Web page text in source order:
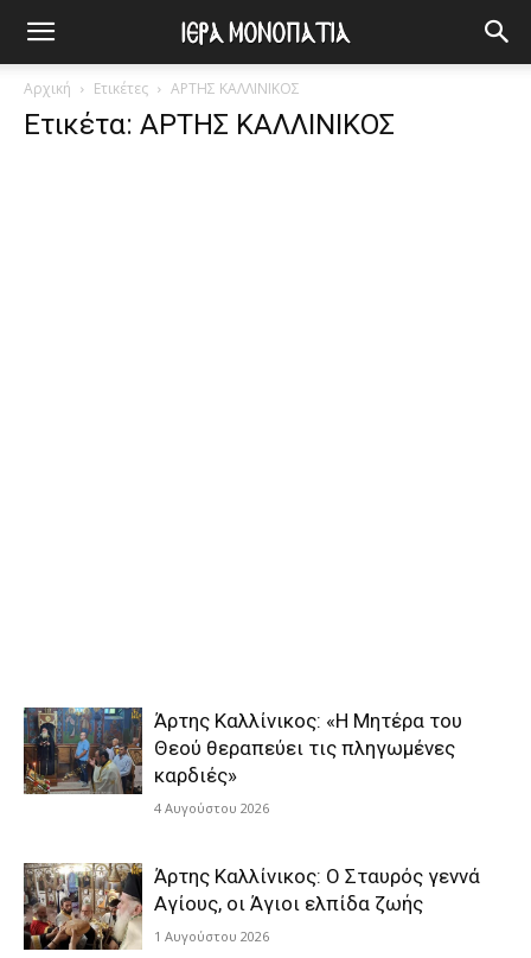
Αρχική Ετικέτες ΑΡΤΗΣ ΚΑΛΛΙΝΙΚΟΣ
Ετικέτα: ΑΡΤΗΣ ΚΑΛΛΙΝΙΚΟΣ
Άρτης Καλλίνικος: «Η Μητέρα του
Θεού θεραπεύει τις πληγωμένες
καρδιές»
4 Αυγούστου 2026
Άρτης Καλλίνικος: Ο Σταυρός γεννά
Αγίους, οι Άγιοι ελπίδα ζωής
1 Αυγούστου 2026